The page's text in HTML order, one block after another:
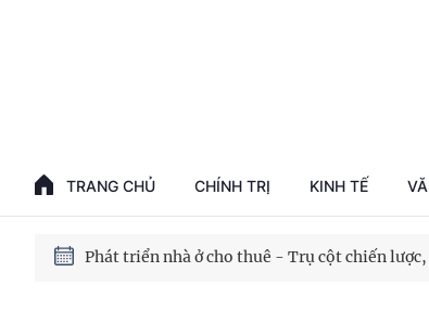
TRANG CHỦ CHÍNH TRỊ KINH TẾ
Phát triển kinh tế nhà nước trong kỷ nguyên
Phát triển nhà ở cho thuê - Trụ cột chiến